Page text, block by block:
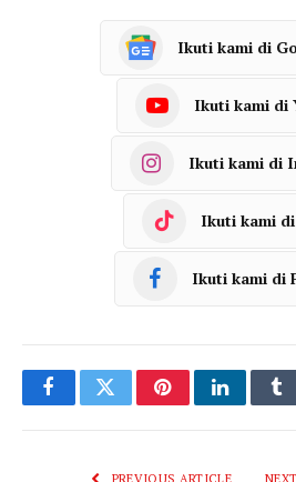
Ikuti kami di
Ikuti kami di
Ikuti kami di
Ikuti kami
Ikuti kami di
FacebookTwitterPinterestLinkedIn
PREVIOUS ARTICLE